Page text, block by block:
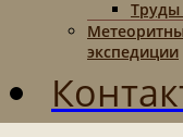
Труды
экспедиции